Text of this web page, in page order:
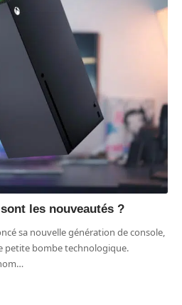
les nouveautés ?
sa nouvelle génération de console,
petite bombe technologique.
…